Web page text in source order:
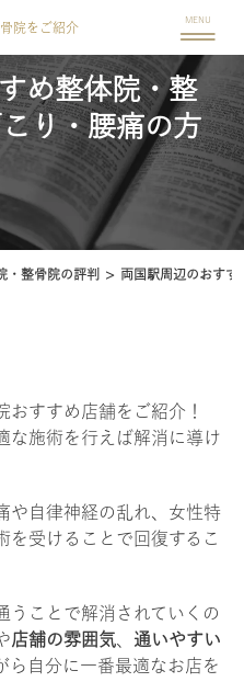
MENU
院をご紹介
め整体院・整
り・腰痛の方
・整骨院の評判 > 両国駅周辺のおす
おすすめ店舗をご紹介！
な施術を行えば解消に導け
や自律神経の乱れ、女性特
を受けることで回復するこ
うことで解消されていくの
店舗の雰囲気
通いやすい
ら自分に一番最適なお店を